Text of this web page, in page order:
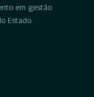
em gestão
Estado.